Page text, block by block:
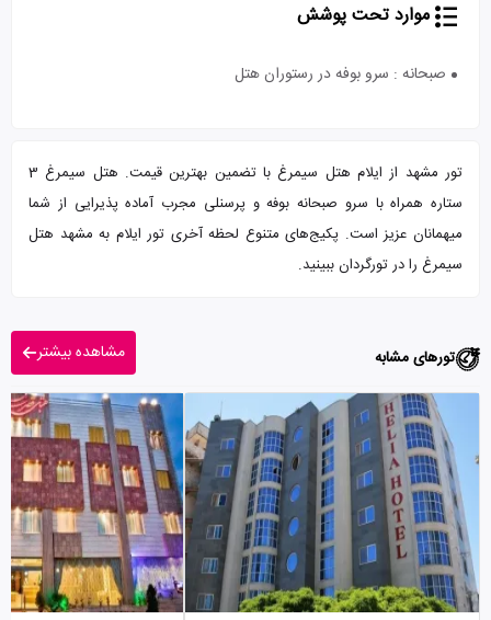
موارد تحت پوشش
صبحانه : سرو بوفه در رستوران هتل
تور مشهد از ایلام هتل سیمرغ با تضمین بهترین قیمت. هتل سیمرغ 3
ستاره همراه با سرو صبحانه بوفه و پرسنلی مجرب آماده پذیرایی از شما
میهمانان عزیز است. پکیج‌های متنوع لحظه آخری تور ایلام به مشهد هتل
سیمرغ را در تورگردان ببینید.
تورهای مشابه مشاهده بیشتر